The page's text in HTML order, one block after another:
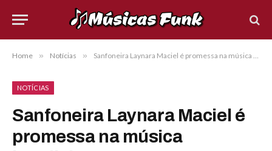
Home » Notícias » Sanfoneira Laynara Maciel é promessa na música brasileira
NOTÍCIAS
Sanfoneira Laynara Maciel é
promessa na música